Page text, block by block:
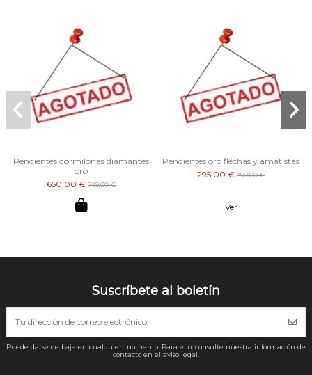
Pendientes dormilonas diamantes
oro
650,00 € 799,00 €
Pendientes oro flechas y amatistas
295,00 € 390,00 €
Ver
Suscríbete al boletín
Puede darse de baja en cualquier momento. Para ello, consulte nuestra información de
contacto en el aviso legal.